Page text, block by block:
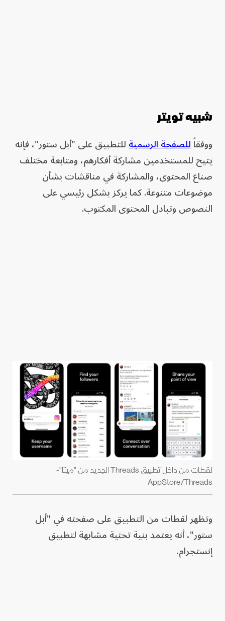
شبيه تويتر
ووفقاًللصفحة الرسميةللتطبيق على "أبل ستور"، فإنه
يتيح للمستخدمين مشاركة أفكارهم، ومتابعة مختلف
صناع المحتوى، والمشاركة في مناقشات بشأن
موضوعات متنوعة. كما يركز بشكل رئيسي على
النصوص وتبادل المحتوى المكتوب.
لقطات من داخل تطبيق Threads الجديد من "ميتا"-
AppStore/Threads
وتظهر لقطات من التطبيق على صفحته في "أبل
ستور"، أنه يعتمد بنية تحتية مشابهة لتطبيق
إنستجرام.